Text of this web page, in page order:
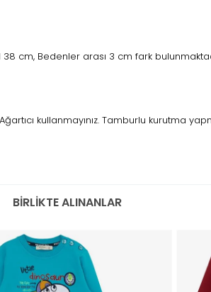
38 cm, Bedenler arası 3 cm fark
kullanmayınız. Tamburlu kurutma